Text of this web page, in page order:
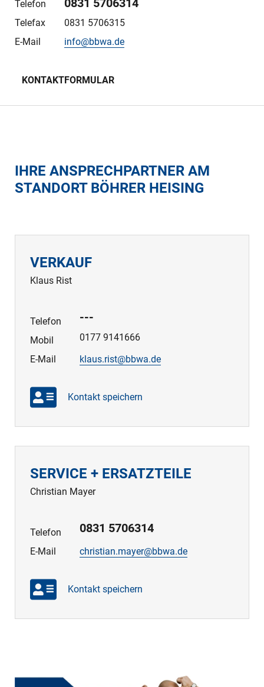
Telefon 0831 5706314
Telefax
0831 5706315
E-Mail
info@bbwa.de
KONTAKTFORMULAR
IHRE ANSPRECHPARTNER AM
STANDORT BÖHRER HEISING
VERKAUF
Klaus Rist
Telefon ---
Mobil
0177 9141666
E-Mail
klaus.rist@bbwa.de
Kontakt speichern
SERVICE + ERSATZTEILE
Christian Mayer
Telefon 0831 5706314
E-Mail christian.mayer@bbwa.de
Kontakt speichern